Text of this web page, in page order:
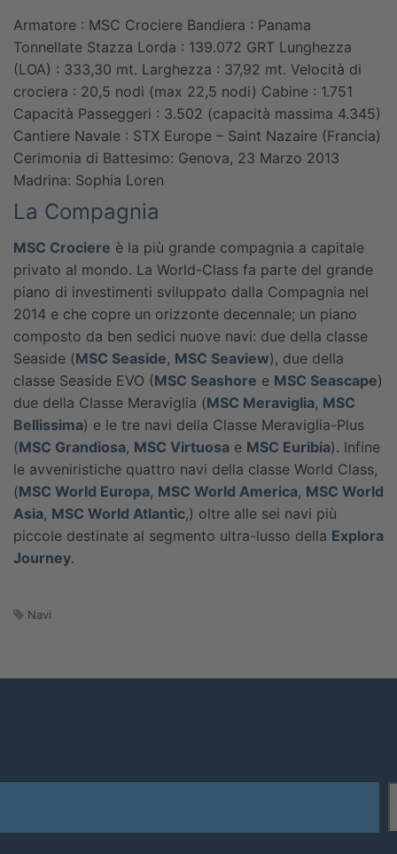
Armatore : MSC Crociere Bandiera : Panama
Tonnellate Stazza Lorda : 139.072 GRT Lunghezza
(LOA) : 333,30 mt. Larghezza : 37,92 mt. Velocità di
crociera : 20,5 nodi (max 22,5 nodi) Cabine : 1.751
Capacità Passeggeri : 3.502 (capacità massima 4.345)
Cantiere Navale : STX Europe – Saint Nazaire (Francia)
Cerimonia di Battesimo: Genova, 23 Marzo 2013
Madrina: Sophia Loren
La Compagnia
MSC Crociere è la più grande compagnia a capitale
privato al mondo. La World-Class fa parte del grande
piano di investimenti sviluppato dalla Compagnia nel
2014 e che copre un orizzonte decennale; un piano
composto da ben sedici nuove navi: due della classe
Seaside (MSC Seaside, MSC Seaview), due della
classe Seaside EVO (MSC Seashore e MSC Seascape)
due della Classe Meraviglia (MSC Meraviglia, MSC
Bellissima) e le tre navi della Classe Meraviglia-Plus
(MSC Grandiosa, MSC Virtuosa e MSC Euribia). Infine
le avveniristiche quattro navi della classe World Class,
(MSC World Europa, MSC World America, MSC World
Asia, MSC World Atlantic,) oltre alle sei navi più
piccole destinate al segmento ultra-lusso della Explora
Journey.
Navi